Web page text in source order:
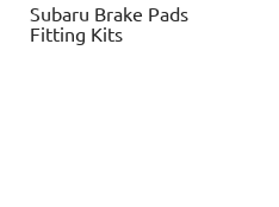
Subaru Brake Pads
Fitting Kits